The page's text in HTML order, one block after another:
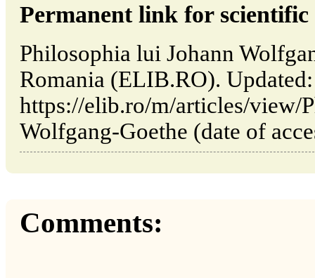
Permanent link for
Philosophia lui Johann
Romania (ELIB.RO).
https://elib.ro/m/articles/view/
Wolfgang-Goethe (date of
Comments: